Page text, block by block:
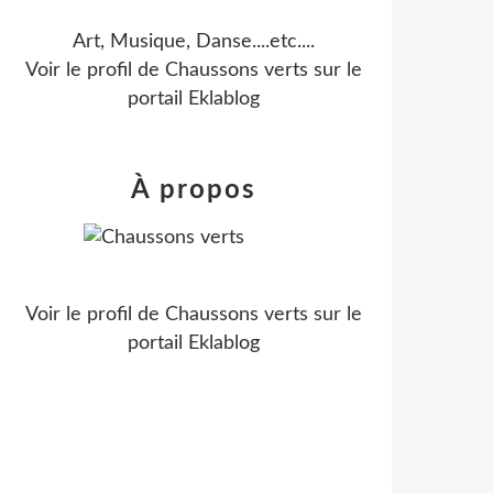
Art, Musique, Danse....etc....
Voir le profil de Chaussons verts sur le
portail Eklablog
À propos
Voir le profil de Chaussons verts sur le
portail Eklablog